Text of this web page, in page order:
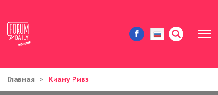
ЖИЗНЬ И ИСТОРИИ
Главная Киану Ривз